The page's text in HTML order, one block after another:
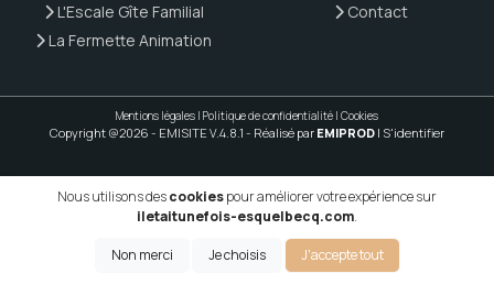
L'Escale Gîte Familial
La Fermette Animation
Contact
Mentions légales | Politique de confidentialité | Cookies
Copyright @2026 - EMISITE V.4.8.1 - Réalisé par EMIPROD | S'identifier
Nous utilisons descookiespour améliorer votre expérience sur
iletaitunefois-esquelbecq.com.
Non merci Je choisis J'accepte tout